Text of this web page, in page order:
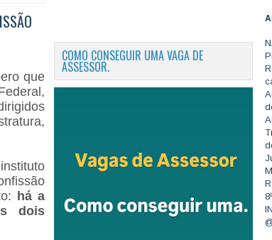
que
há a
dois
COMO CONSEGUIR UMA VAGA DE
ASSESSOR.